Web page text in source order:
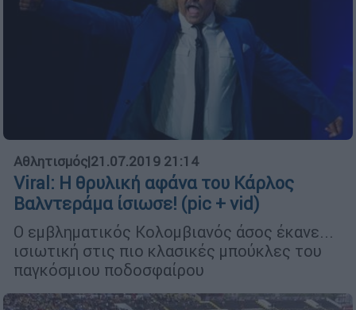
Αθλητισμός|21.07.2019 21:14
Viral: Η θρυλική αφάνα του Κάρλος
Βαλντεράμα ίσιωσε! (pic + vid)
Ο εμβληματικός Κολομβιανός άσος έκανε...
ισιωτική στις πιο κλασικές μπούκλες του
παγκόσμιου ποδοσφαίρου